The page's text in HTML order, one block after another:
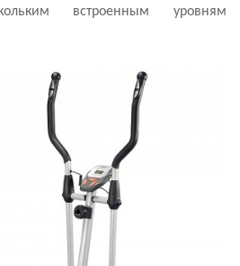
встроенным уровням